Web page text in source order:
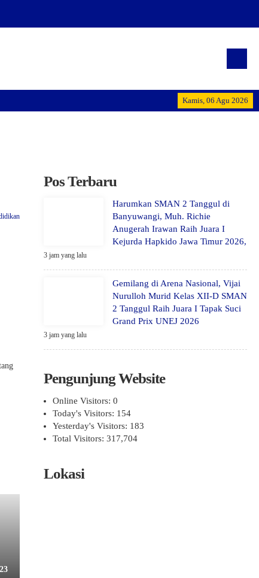
Kamis, 06 Agu 2026
"Terwujudnya generasi
Pos Terbaru
Harumkan SMAN 2 Tanggul di
Banyuwangi, Muh. Richie
Anugerah Irawan Raih Juara I
Kejurda Hapkido Jawa Timur 2026,
3 jam yang lalu
Gemilang di Arena Nasional, Vijai
Nurulloh Murid Kelas XII-D SMAN
2 Tanggul Raih Juara I Tapak Suci
Grand Prix UNEJ 2026
3 jam yang lalu
Pengunjung Website
Online Visitors: 0
Today's Visitors: 154
Yesterday's Visitors: 183
Total Visitors: 317,704
Lokasi